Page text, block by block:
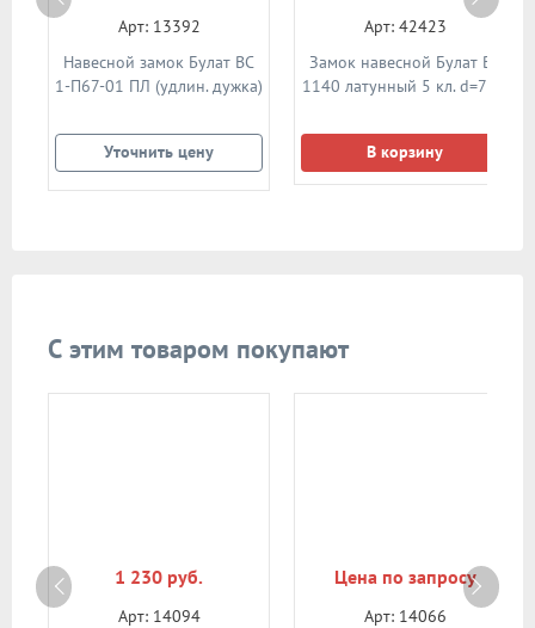
В корзину
Арт: 13392
Навесной замок Булат ВС
1-П67-01 ПЛ (удлин. дужка)
Уточнить цену
Арт: 42423
Замок навесной Булат ВС
1140 латунный 5 кл. d=7мм
В корзину
С этим товаром покупают
1 230 руб.
Арт: 14094
Цена по запросу
Арт: 14066